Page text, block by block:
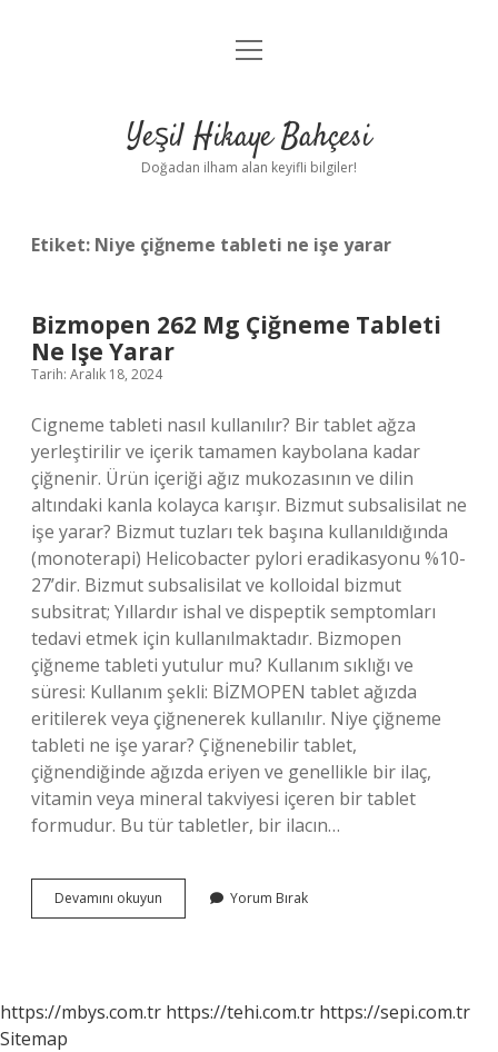
Anasayfa
Yasal Uyarı
menüyü
Yeşil Hikaye Bahçesi
Doğadan ilham alan keyifli bilgiler!
Etiket: Niye çiğneme tableti ne işe yarar
Bizmopen 262 Mg Çiğneme Tableti
Ne Işe Yarar
Tarih: Aralık 18, 2024
Cigneme tableti nasıl kullanılır? Bir tablet ağza
yerleştirilir ve içerik tamamen kaybolana kadar
çiğnenir. Ürün içeriği ağız mukozasının ve dilin
altındaki kanla kolayca karışır. Bizmut subsalisilat ne
işe yarar? Bizmut tuzları tek başına kullanıldığında
(monoterapi) Helicobacter pylori eradikasyonu %10-
27’dir. Bizmut subsalisilat ve kolloidal bizmut
subsitrat; Yıllardır ishal ve dispeptik semptomları
tedavi etmek için kullanılmaktadır. Bizmopen
çiğneme tableti yutulur mu? Kullanım sıklığı ve
süresi: Kullanım şekli: BİZMOPEN tablet ağızda
eritilerek veya çiğnenerek kullanılır. Niye çiğneme
tableti ne işe yarar? Çiğnenebilir tablet,
çiğnendiğinde ağızda eriyen ve genellikle bir ilaç,
vitamin veya mineral takviyesi içeren bir tablet
formudur. Bu tür tabletler, bir ilacın…
Devamını okuyun Bizmopen
262
Işe
Yorum Bırak
https://mbys.com.tr https://tehi.com.tr https://sepi.com.tr
Sitemap